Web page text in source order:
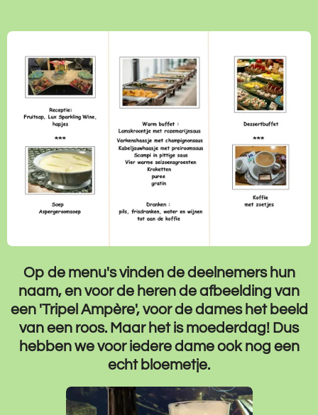
Op de menu's vinden de deelnemers hun
naam, en voor de heren de afbeelding van
een 'Tripel Ampère', voor de dames het beeld
van een roos. Maar het is moederdag! Dus
hebben we voor iedere dame ook nog een
echt bloemetje.